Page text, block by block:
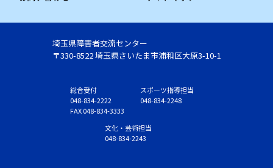
埼玉県障害者交流センター
〒330-8522 埼玉県さいたま市浦和区大原3-10-1
総合受付
048-834-2222
FAX 048-834-3333
スポーツ指導担当
048-834-2248
文化・芸術担当
048-834-2243